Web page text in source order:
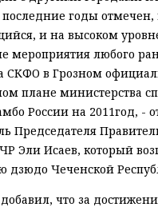
годы отмечен,
и на высоком
мероприятия любого
СКФО в Грозном
плане министерства
России на 2011год, -
Председателя
Эли Исаев, который
дзюдо Чеченской
что за